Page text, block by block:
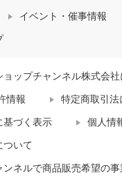
イベント・催事情報
ョップチャンネル株式会社
情報 特定商取引法
基づく表示 個人情
ついて
ンネルで商品販売希望の事